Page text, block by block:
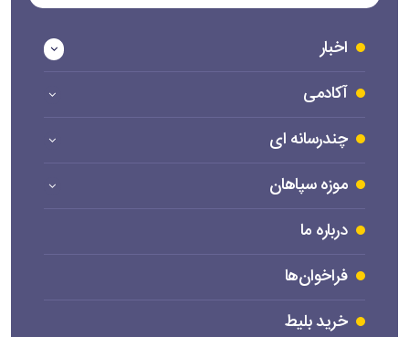
اخبار
آکادمی
چندرسانه ای
موزه سپاهان
درباره ما
فراخوان‌ها
خرید بلیط